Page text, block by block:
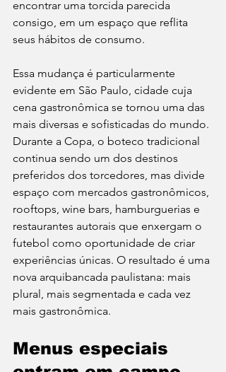
encontrar uma torcida parecida
consigo, em um espaço que reflita
seus hábitos de consumo.
Essa mudança é particularmente
evidente em São Paulo, cidade cuja
cena gastronômica se tornou uma das
mais diversas e sofisticadas do mundo.
Durante a Copa, o boteco tradicional
continua sendo um dos destinos
preferidos dos torcedores, mas divide
espaço com mercados gastronômicos,
rooftops, wine bars, hamburguerias e
restaurantes autorais que enxergam o
futebol como oportunidade de criar
experiências únicas. O resultado é uma
nova arquibancada paulistana: mais
plural, mais segmentada e cada vez
mais gastronômica.
Menus especiais